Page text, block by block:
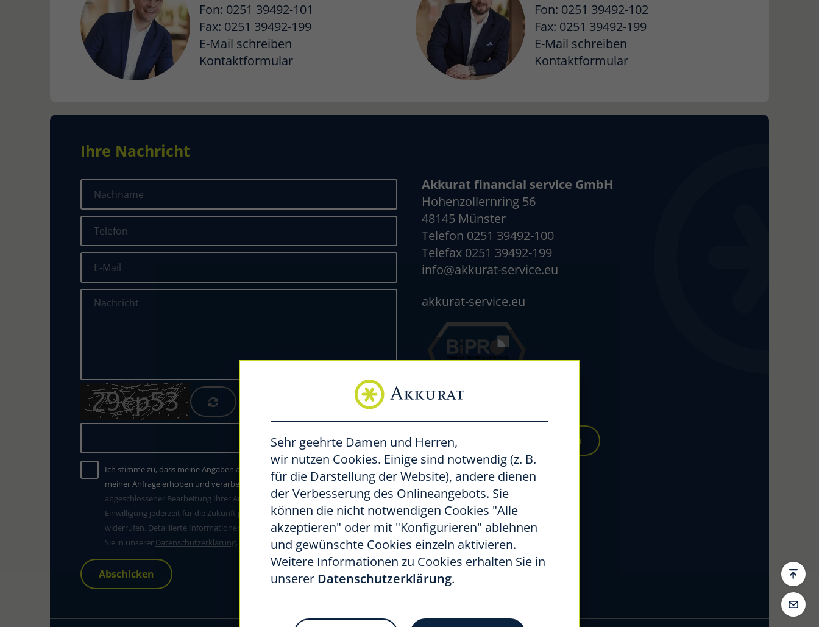
Sehr geehrte Damen und Herren,
wir nutzen Cookies. Einige sind notwendig (z. B.
für die Darstellung der Website), andere dienen
der Verbesserung des Onlineangebots. Sie
können die nicht notwendigen Cookies "Alle
akzeptieren" oder mit "Konfigurieren" ablehnen
und gewünschte Cookies einzeln aktivieren.
Weitere Informationen zu Cookies erhalten Sie in
unserer Datenschutzerklärung.
Fon: 0251 39492-101
Fax: 0251 39492-199
E-Mail schreiben
Kontaktformular
Fon: 0251 39492-102
Fax: 0251 39492-199
E-Mail schreiben
Kontaktformular
Ihre Nachricht
Ich stimme zu, dass meine Angaben aus dem Formular zur Beantwortung
meiner Anfrage erhoben und verarbeitet werden.Die Daten werden nach
abgeschlossener Bearbeitung Ihrer Anfrage gelöscht. Sie können Ihre
Einwilligung jederzeit für die Zukunft per E-Mail aninfo@akkurat-service.eu
widerrufen. Detaillierte Informationen zum Umgang mit Nutzerdaten finden
Sie in unserer Datenschutzerklärung.
Abschicken
Akkurat financial service GmbH
Hohenzollernring 56
48145 Münster
Telefon 0251 39492-100
Telefax 0251 39492-199
info@akkurat-service.eu
akkurat-service.eu
Jetzt Verbundpartner werden